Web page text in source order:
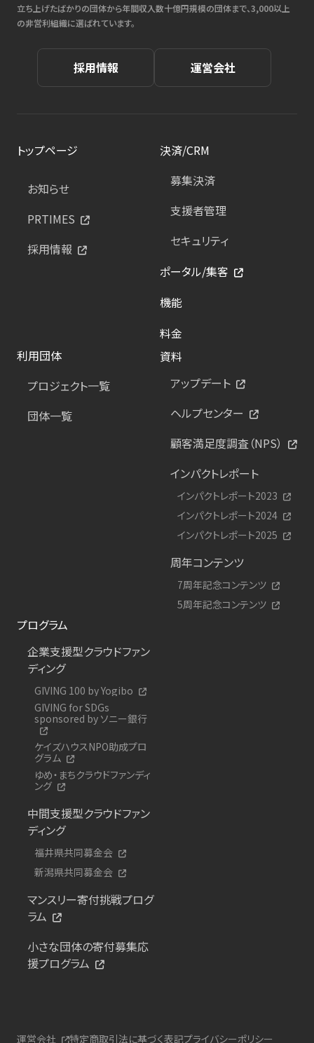
立ち上げたばかりの団体から年間収入数十億円規模の団体まで、3,000以上
の非営利組織に選ばれています。
採用情報 運営会社
トップページ
お知らせ
PRTIMES
採用情報
決済/CRM
募集決済
支援者管理
セキュリティ
ポータル/集客
機能
料金
利用団体
プロジェクト一覧
団体一覧
資料
アップデート
ヘルプセンター
顧客満足度調査（NPS）
インパクトレポート
インパクトレポート2023
インパクトレポート2024
インパクトレポート2025
周年コンテンツ
7周年記念コンテンツ
5周年記念コンテンツ
プログラム
企業支援型クラウドファン
ディング
GIVING 100 by Yogibo
GIVING for SDGs
sponsored by ソニー銀行
ケイズハウスNPO助成プロ
グラム
ゆめ・まちクラウドファンディ
ング
中間支援型クラウドファン
ディング
福井県共同募金会
新潟県共同募金会
マンスリー寄付挑戦プログ
ラム
小さな団体の寄付募集応
援プログラム
運営会社 特定商取引法に基づく表記プライバシーポリシー